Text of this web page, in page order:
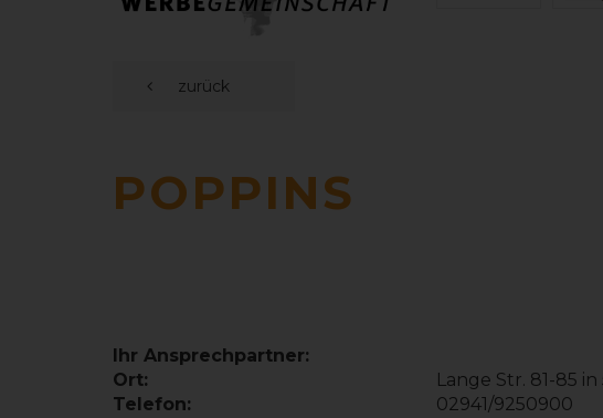
zurück
POPPINS
Ihr Ansprechpartner:
Ort:
Lange Str. 81-85
Telefon:
02941/9250900